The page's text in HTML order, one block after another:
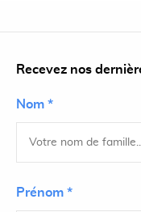
Recevez nos
Nom *
Prénom *